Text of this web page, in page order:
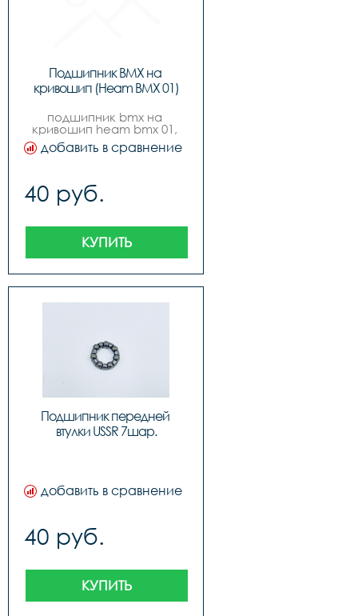
Подшипник BMX на
кривошип (Heam BMX 01)
подшипник bmx на
кривошип heam bmx 01,
добавить в сравнение
40 руб.
КУПИТЬ
Подшипник передней
втулки USSR 7шар.
добавить в сравнение
40 руб.
КУПИТЬ